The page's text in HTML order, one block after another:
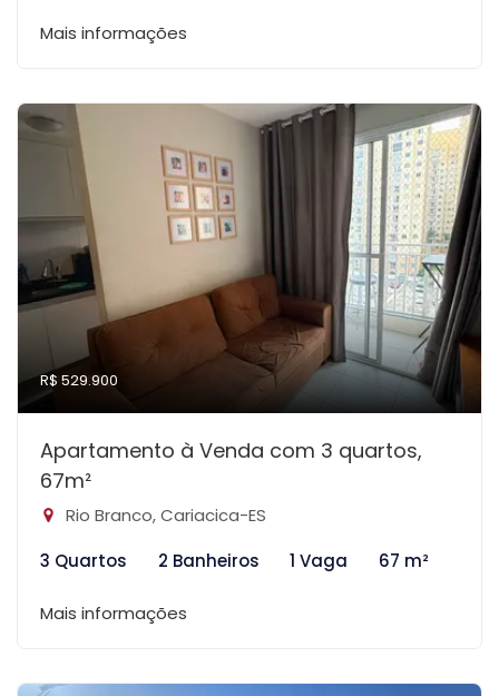
Mais informações
R$ 529.900
Apartamento à Venda com 3 quartos,
67m²
Rio Branco, Cariacica-ES
3 Quartos
2 Banheiros 1 Vaga 67 m²
Mais informações